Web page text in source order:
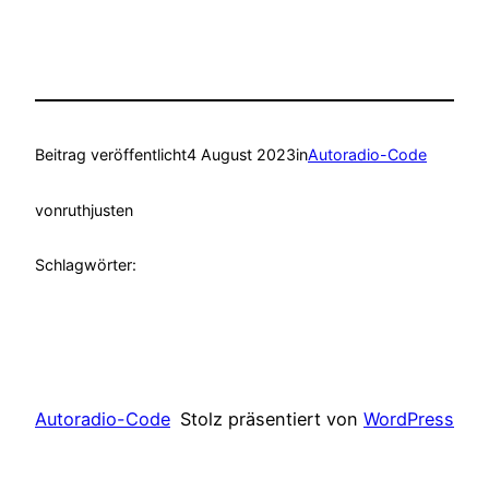
Beitrag veröffentlicht4 August 2023inAutoradio-Code
vonruthjusten
Schlagwörter:
Autoradio-Code Stolz präsentiert von WordPress